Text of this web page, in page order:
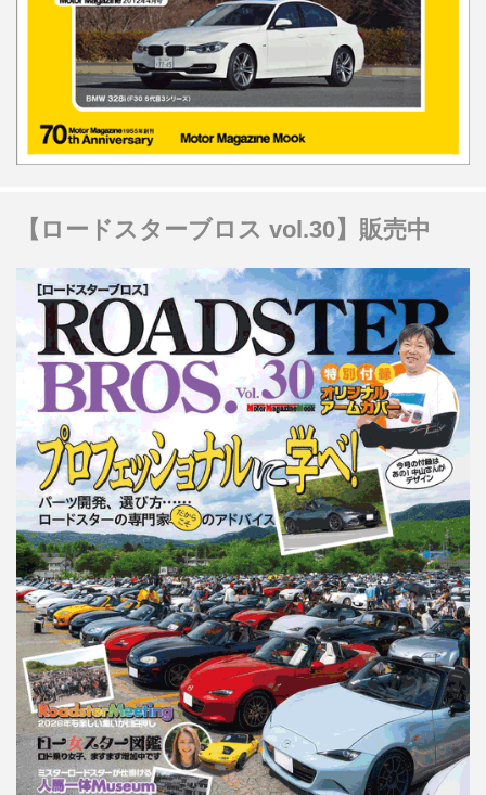
【ロードスターブロス vol.30】販売中